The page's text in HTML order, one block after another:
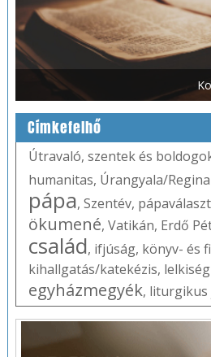
Címkefelhő
Útravaló, szentek és
humanitas, Úrangyala/
pápa, Szentév,
ökumené, Vatikán, Erdő
család, ifjúság, könyv- és
kihallgatás/katekézis,
egyházmegyék, liturgikus